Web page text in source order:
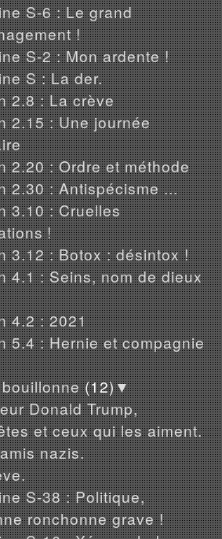
S-6 : Le grand
!
S-2 : Mon ardente !
S : La der.
2.8 : La crève
2.15 : Une journée
2.20 : Ordre et méthode
2.30 : Antispécisme ...
3.10 : Cruelles
!
3.12 : Botox : désintox !
4.1 : Seins, nom de dieux
4.2 : 2021
5.4 : Hernie et compagnie
(12)▼
Donald Trump,
et ceux qui les aiment.
nazis.
S-38 : Politique,
ronchonne grave !